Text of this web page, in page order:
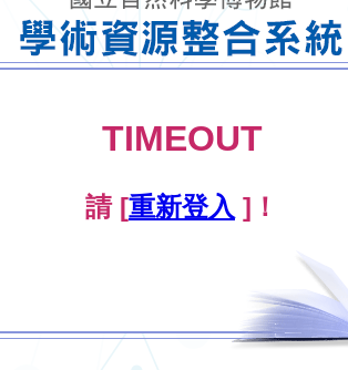
TIMEOUT
請 [重新登入 ]！